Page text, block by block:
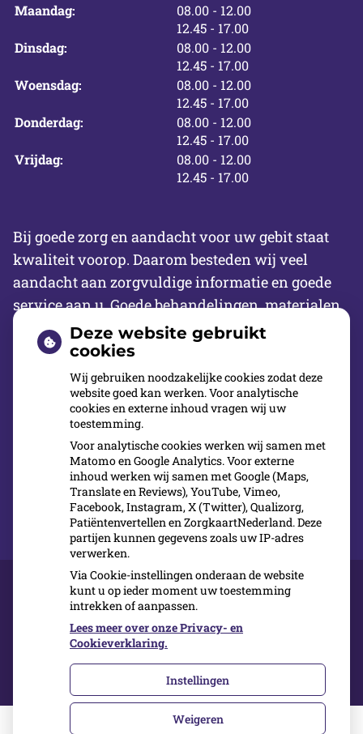
Maandag: 08.00 tot
- 12.00
12.45 tot
- 17.00
Dinsdag:
08.00 tot
- 12.00
12.45 tot
- 17.00
Woensdag:
08.00 tot
- 12.00
12.45 tot
- 17.00
Donderdag:
08.00 tot
- 12.00
12.45 tot
- 17.00
Vrijdag:
08.00 tot
- 12.00
12.45 tot
- 17.00
Bij goede zorg en aandacht voor uw gebit staat
kwaliteit voorop. Daarom besteden wij veel
aandacht aan zorgvuldige informatie en goede
service aan u. Goede behandelingen, materialen
en administratie zijn hierbij essentieel. Wij
hanteren daarvoor procedures die gebaseerd zijn
op richtlijnen van de beroepsvereniging en
wetenschappelijke verenigingen in de
mondzorg. Een goede klachtenbehandeling hoort
daar ook bij.
Inschrijven
Deze website gebruikt
cookies
Wij gebruiken noodzakelijke cookies zodat deze
website goed kan werken. Voor analytische
cookies en externe inhoud vragen wij uw
toestemming.
Voor analytische cookies werken wij samen met
Matomo en Google Analytics. Voor externe
inhoud werken wij samen met Google (Maps,
Translate en Reviews), YouTube, Vimeo,
Facebook, Instagram, X (Twitter), Qualizorg,
Patiëntenvertellen en ZorgkaartNederland. Deze
partijen kunnen gegevens zoals uw IP-adres
verwerken.
Via Cookie-instellingen onderaan de website
kunt u op ieder moment uw toestemming
intrekken of aanpassen.
Lees meer over onze Privacy- en
Cookieverklaring.
Instellingen
Weigeren